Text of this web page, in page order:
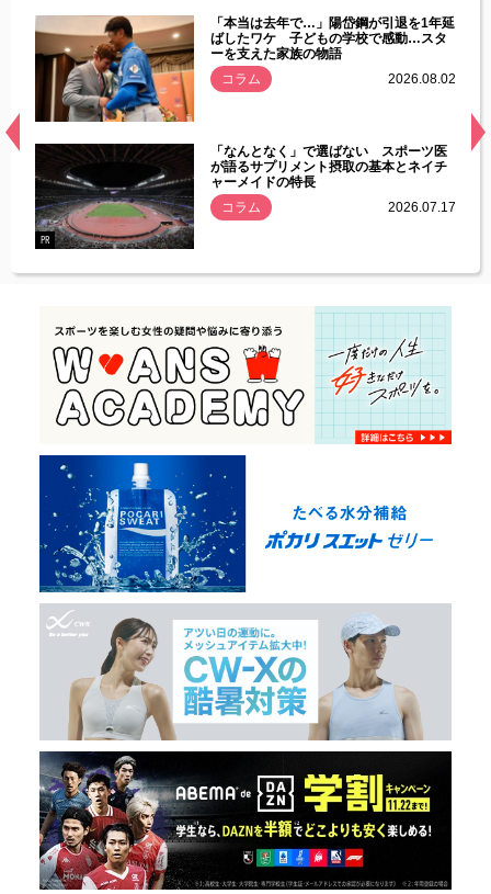
常
「本当は去年で…」陽岱鋼が引退を1年延
ばしたワケ 子どもの学校で感動…スタ
ーを支えた家族の物語
コラム
2026.08.02
PR
「なんとなく」で選ばない スポーツ医
が語るサプリメント摂取の基本とネイチ
ャーメイドの特長
コラム
2026.07.17